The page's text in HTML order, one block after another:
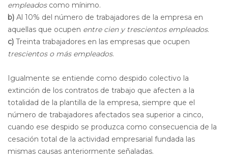
empleadoscomo mínimo.
b) Al 10% del número de trabajadores de la empresa en
aquellas que ocupen entre cien y trescientos empleados.
c) Treinta trabajadores en las empresas que ocupen
trescientos o más empleados.
Igualmente se entiende como despido colectivo la
extinción de los contratos de trabajo que afecten a la
totalidad de la plantilla de la empresa, siempre que el
número de trabajadores afectados sea superior a cinco,
cuando ese despido se produzca como consecuencia de la
cesación total de la actividad empresarial fundada las
mismas causas anteriormente señaladas.